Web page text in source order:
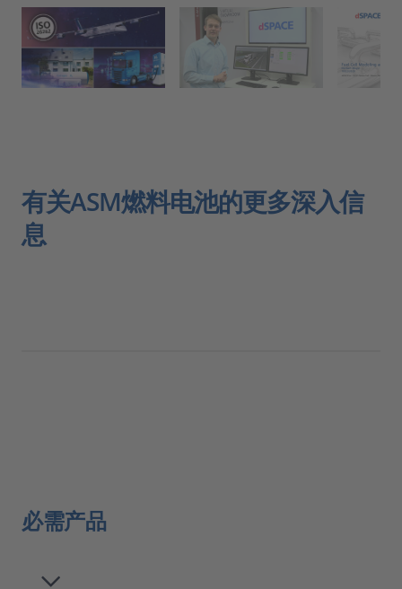
有关ASM燃料电池的更多深入信
息
必需产品